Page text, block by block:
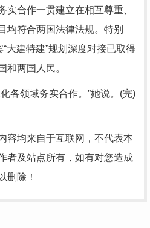
合作一贯建立在相互尊重、
均符合两国法律法规。特别
“大建特建”规划深度对接已取得
和两国人民。
领域务实合作。”她说。(完)
容均来自于互联网，不代表本
者及站点所有，如有对您造成
删除！